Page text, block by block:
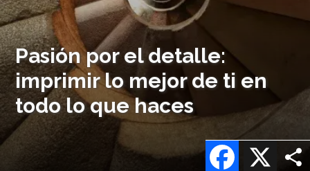
Pasión por el detalle:
imprimir lo mejor de ti en
todo lo que haces
X
Facebook